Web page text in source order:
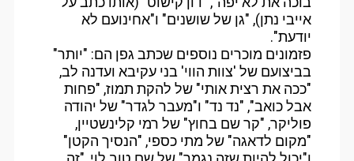
אייבי נתן), "גן של שושנים" ו"אחינועם לא
יודעת".
פזמונים מוכרים נוספים שכתב גפן הם: "יותר"
בביצועם של 'צוות הווי' בני עקיבא ועדנה לב,
"ככה את רצית אותי" של להקת תמוז, "פחות
אבל כואב", "נד נד" ו"מעבר לגדר" של יהודה
פוליקר, "קר שם בחוץ" של רמי קלינשטיין,
"מקום לדאגה" של מתי כספי, "הנסיך הקטן"